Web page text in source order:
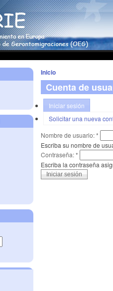
Inicio
Cuenta de
Iniciar sesión
Solicitar una nueva
Nombre de usuario:*
Escriba su nombre de
Contraseña:*
Escriba la contraseña